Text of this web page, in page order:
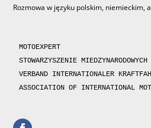
Rozmowa w języku polskim, niemieckim,
MOTOEXPERT
STOWARZYSZENIE
VERBAND INTERNATIONALER
ASSOCIATION OF INTERNATIONAL